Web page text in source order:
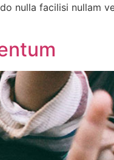
nulla facilisi nullam